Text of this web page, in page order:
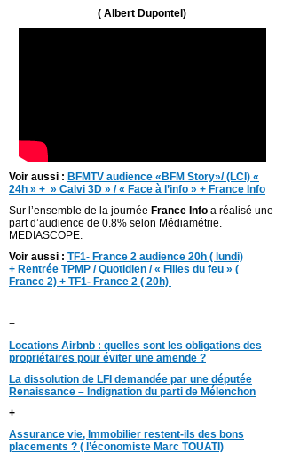
( Albert Dupontel)
Voir aussi : BFMTV audience «BFM Story»/ (LCI) «
24h » + » Calvi 3D » / « Face à l’info » + France Info
Sur l’ensemble de la journée France Info a réalisé une
part d’audience de 0.8% selon Médiamétrie.
MEDIASCOPE.
Voir aussi : TF1- France 2 audience 20h ( lundi)
+ Rentrée TPMP / Quotidien / « Filles du feu » (
France 2) + TF1- France 2 ( 20h)
+
Locations Airbnb : quelles sont les obligations des
propriétaires pour éviter une amende ?
La dissolution de LFI demandée par une députée
Renaissance – Indignation du parti de Mélenchon
+
Assurance vie, Immobilier restent-ils des bons
placements ? ( l’économiste Marc TOUATI)